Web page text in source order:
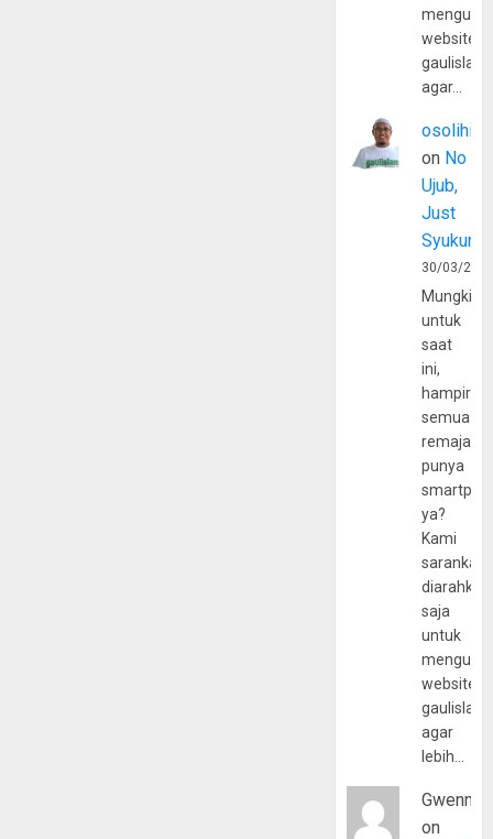
website
agar…
osolihin
on No
Ujub,
Just
Syukur
30/03/
Mungkin
untuk
saat
ini,
hampir
semua
remaja
punya
ya?
Kami
sarankan,
diarahkan
saja
untuk
website
agar
lebih…
Gwenny
on